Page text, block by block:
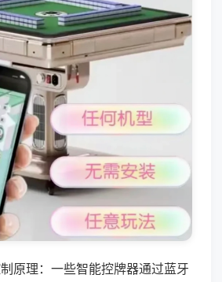
原理：一些智能控牌器通过蓝牙